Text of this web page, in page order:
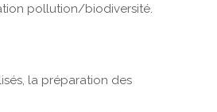
pollution/biodiversité.
la préparation des